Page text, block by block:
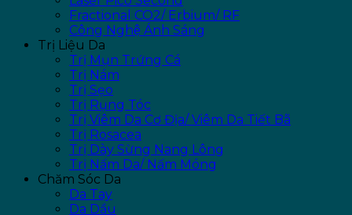
Fractional CO2/ Erbium/ RF
Công Nghệ Ánh Sáng
Trị Liệu Da
Trị Mụn Trứng Cá
Trị Nám
Trị Sẹo
Trị Rụng Tóc
Trị Viêm Da Cơ Địa/ Viêm Da Tiết Bã
Trị Rosacea
Trị Dày Sừng Nang Lông
Trị Nấm Da/ Nấm Móng
Chăm Sóc Da
Da Tay
Da Dầu